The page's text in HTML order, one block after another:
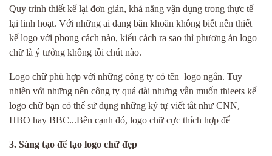
Quy trình thiết kế lại đơn giản, khả năng vận dụng trong thực tế
lại linh hoạt. Với những ai đang băn khoăn không biết nên thiết
kế logo với phong cách nào, kiểu cách ra sao thì phương án logo
chữ là ý tưởng không tồi chút nào.
Logo chữ phù hợp với những công ty có tên logo ngắn. Tuy
nhiên với những nên công ty quá dài nhưng vẫn muốn thieets kế
logo chữ bạn có thể sử dụng những ký tự viết tắt như CNN,
HBO hay BBC...Bên cạnh đó, logo chữ cực thích hợp để
3. Sáng tạo để tạo logo chữ đẹp